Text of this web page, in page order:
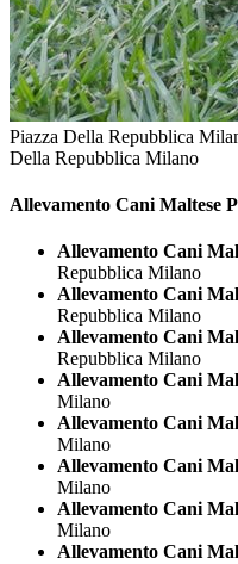
Piazza Della Repubblica
Della Repubblica Milano
Allevamento Cani Maltese
Allevamento Cani
Repubblica Milano
Allevamento Cani
Repubblica Milano
Allevamento Cani
Repubblica Milano
Allevamento Cani
Milano
Allevamento Cani
Milano
Allevamento Cani
Milano
Allevamento Cani
Milano
Allevamento Cani